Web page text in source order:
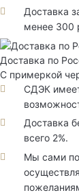
Доставка
менее 300
Доставка по
С примеркой
СДЭК
Доставка
всего 2%.
Мы сами